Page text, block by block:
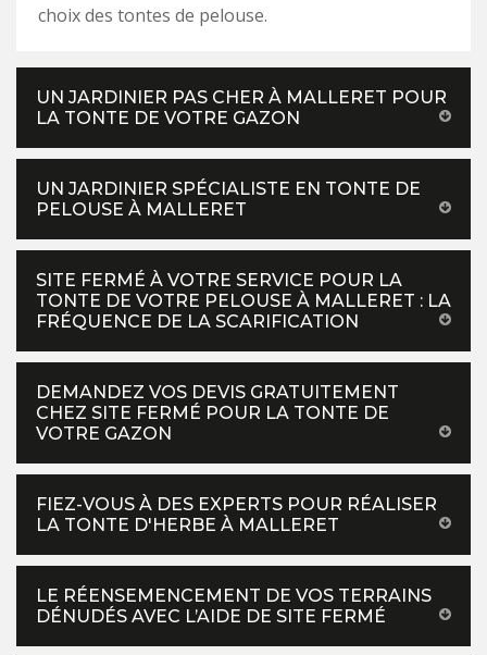
choix des tontes de pelouse.
UN JARDINIER PAS CHER À MALLERET POUR
LA TONTE DE VOTRE GAZON
UN JARDINIER SPÉCIALISTE EN TONTE DE
PELOUSE À MALLERET
SITE FERMÉ À VOTRE SERVICE POUR LA
TONTE DE VOTRE PELOUSE À MALLERET : LA
FRÉQUENCE DE LA SCARIFICATION
DEMANDEZ VOS DEVIS GRATUITEMENT
CHEZ SITE FERMÉ POUR LA TONTE DE
VOTRE GAZON
FIEZ-VOUS À DES EXPERTS POUR RÉALISER
LA TONTE D'HERBE À MALLERET
LE RÉENSEMENCEMENT DE VOS TERRAINS
DÉNUDÉS AVEC L’AIDE DE SITE FERMÉ